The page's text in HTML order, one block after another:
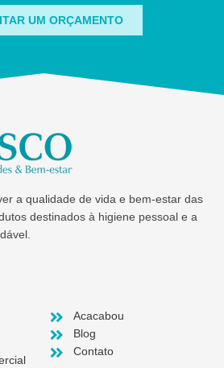
UM ORÇAMENTO
a qualidade de vida e bem-estar das
destinados à higiene pessoal e a
Acacabou
Blog
Contato